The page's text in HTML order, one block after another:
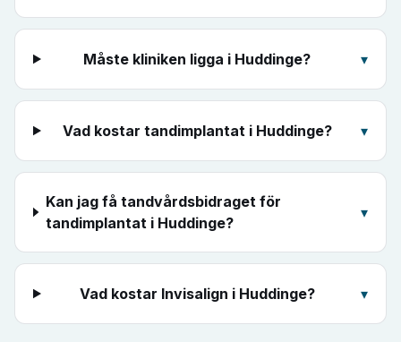
Måste kliniken ligga i Huddinge? ▾
Vad kostar tandimplantat i Huddinge? ▾
Kan jag få tandvårdsbidraget för
tandimplantat i Huddinge?
▾
Vad kostar Invisalign i Huddinge? ▾